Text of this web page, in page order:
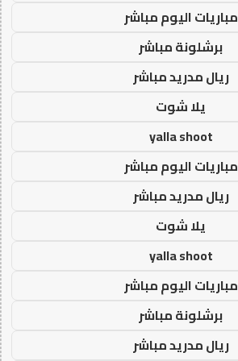
مباريات اليوم مباشر
برشلونة مباشر
ريال مدريد مباشر
يلا شوت
yalla shoot
مباريات اليوم مباشر
ريال مدريد مباشر
يلا شوت
yalla shoot
مباريات اليوم مباشر
برشلونة مباشر
ريال مدريد مباشر